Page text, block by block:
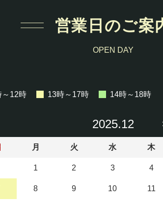
営業日のご案
OPEN DAY
～12時 13時～17時 14時～18時
2025.12
月 火 水 木
1 2 3 4
8 9 10 11